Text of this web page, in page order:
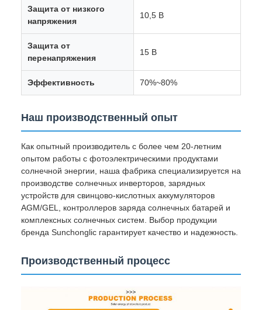
Защита от низкого
напряжения
10,5 В
Защита от
перенапряжения
15 В
Эффективность 70%~80%
Наш производственный опыт
Как опытный производитель с более чем 20-летним
опытом работы с фотоэлектрическими продуктами
солнечной энергии, наша фабрика специализируется на
производстве солнечных инверторов, зарядных
устройств для свинцово-кислотных аккумуляторов
AGM/GEL, контроллеров заряда солнечных батарей и
комплексных солнечных систем. Выбор продукции
бренда Sunchonglic гарантирует качество и надежность.
Производственный процесс